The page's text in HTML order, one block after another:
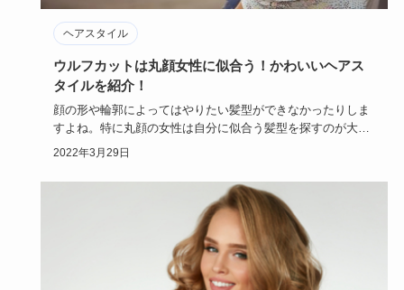
ヘアスタイル
ウルフカットは丸顔女性に似合う！かわいいヘアス
タイルを紹介！
顔の形や輪郭によってはやりたい髪型ができなかったりしま
すよね。特に丸顔の女性は自分に似合う髪型を探すのが大変
ですが、そんな…
2022年3月29日